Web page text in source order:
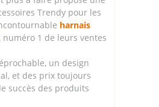
Trendy pour les
harnais
, numéro 1 de leurs ventes
un design
et des prix toujours
succès des produits